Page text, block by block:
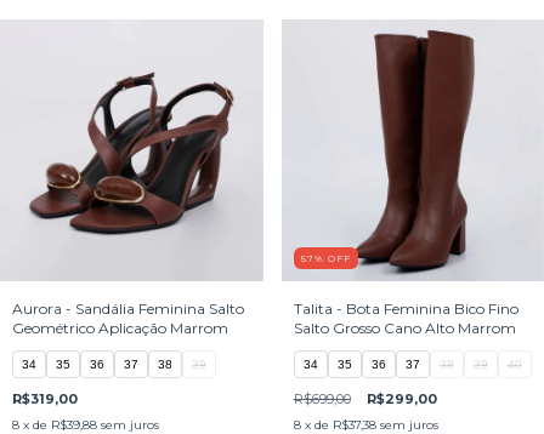
Aurora - Sandália Feminina Salto
Geométrico Aplicação Marrom
34 35 36 37 38 39
R$319,00
8 x de R$39,88 sem juros
57% OFF
Talita - Bota Feminina Bico Fino
Salto Grosso Cano Alto Marrom
34 35 36 37 38 39 40
R$699,00 R$299,00
8 x de R$37,38 sem juros